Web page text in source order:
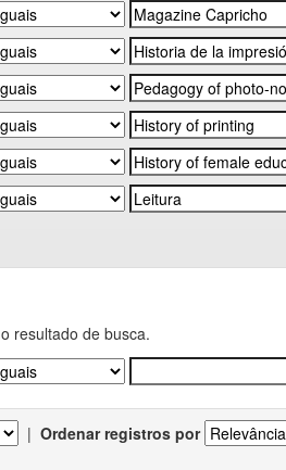
resultado de busca.
| Ordenar registros por